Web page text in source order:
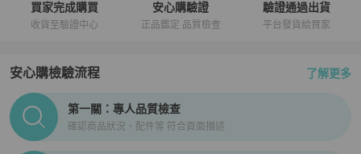
買家完成購買
收貨至驗證中心
安心購驗證
正品鑑定 品質檢查
驗證通過出貨
平台發貨給買家
安心購檢驗流程 了解更多
PopChill拍拍圈正品驗證、安心購檢驗流程介紹
第一關：專人品質檢查
確認商品狀況、配件等 符合頁面描述